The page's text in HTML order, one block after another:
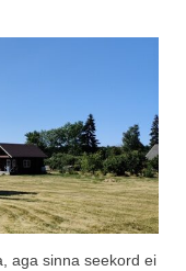
aga sinna seekord ei